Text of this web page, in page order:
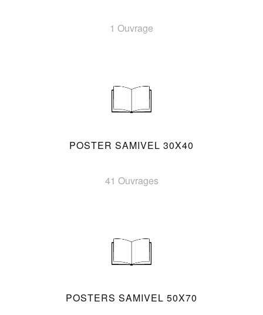
1 Ouvrage
POSTER SAMIVEL 30X40
41 Ouvrages
POSTERS SAMIVEL 50X70